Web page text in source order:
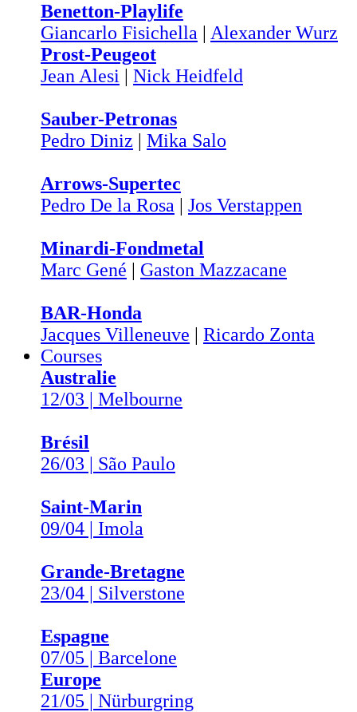
Benetton-Playlife
Giancarlo Fisichella | Alexander Wurz
Prost-Peugeot
Jean Alesi | Nick Heidfeld
Sauber-Petronas
Pedro Diniz | Mika Salo
Arrows-Supertec
Pedro De la Rosa | Jos Verstappen
Minardi-Fondmetal
Marc Gené | Gaston Mazzacane
BAR-Honda
Jacques Villeneuve | Ricardo Zonta
Courses
Australie
12/03 | Melbourne
Brésil
26/03 | São Paulo
Saint-Marin
09/04 | Imola
Grande-Bretagne
23/04 | Silverstone
Espagne
07/05 | Barcelone
Europe
21/05 | Nürburgring